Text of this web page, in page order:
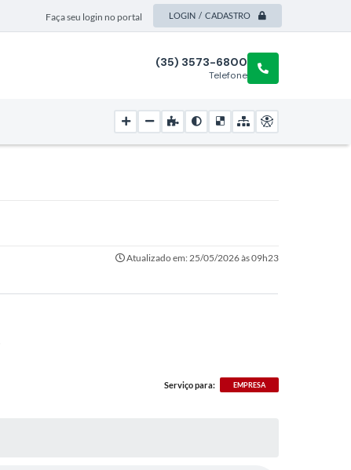
Faça seu login no portal LOGIN / CADASTRO
Telefone
(35) 3573-6800
Atualizado em: 25/05/2026 às 09h23
Serviço para: EMPRESA